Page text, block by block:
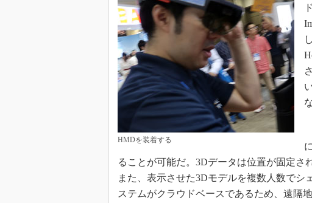
HMDを装着する
ることが可能だ。3Dデータは位置が固定さ
また、表示させた3Dモデルを複数人数で
ステムがクラウドベースであるため、遠隔